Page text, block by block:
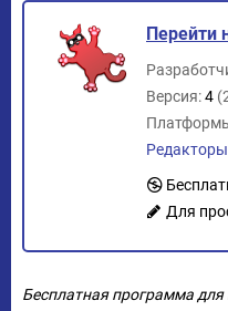
Перейти
Версия:4
Для
Бесплатная программа